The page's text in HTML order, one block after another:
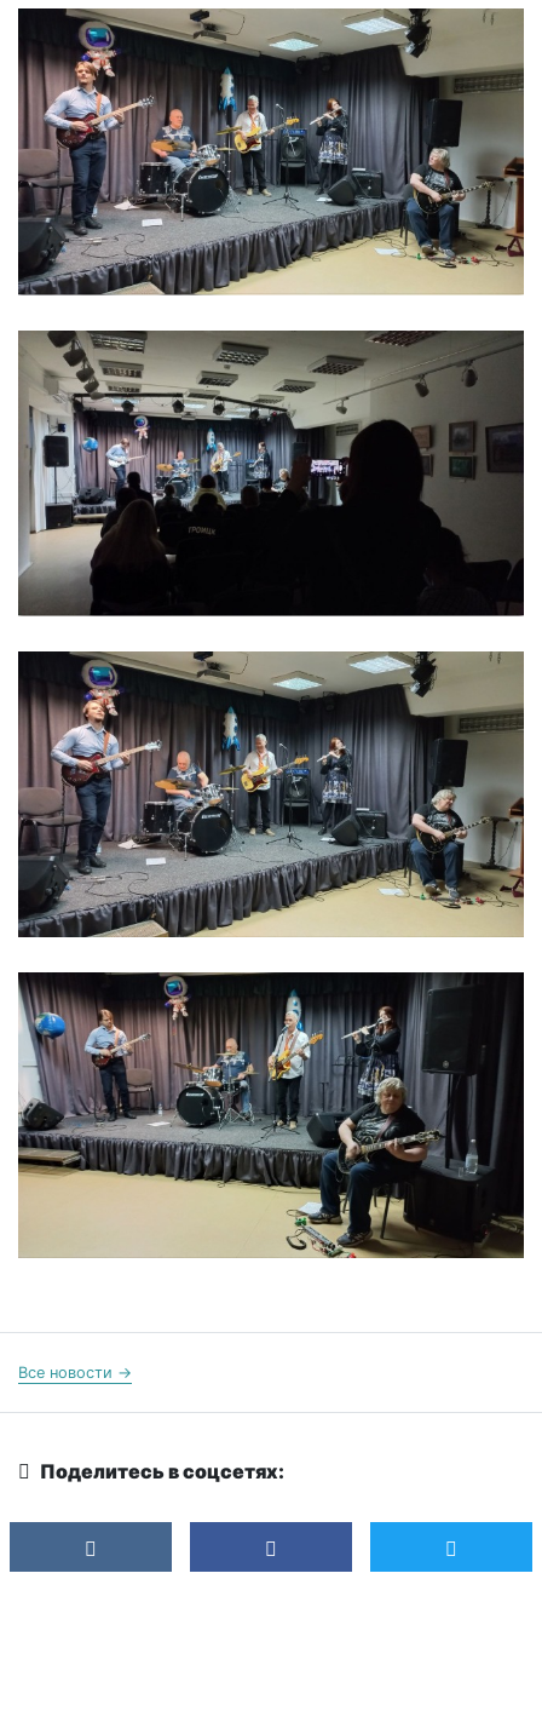
Все новости →
Поделитесь в соцсетях: